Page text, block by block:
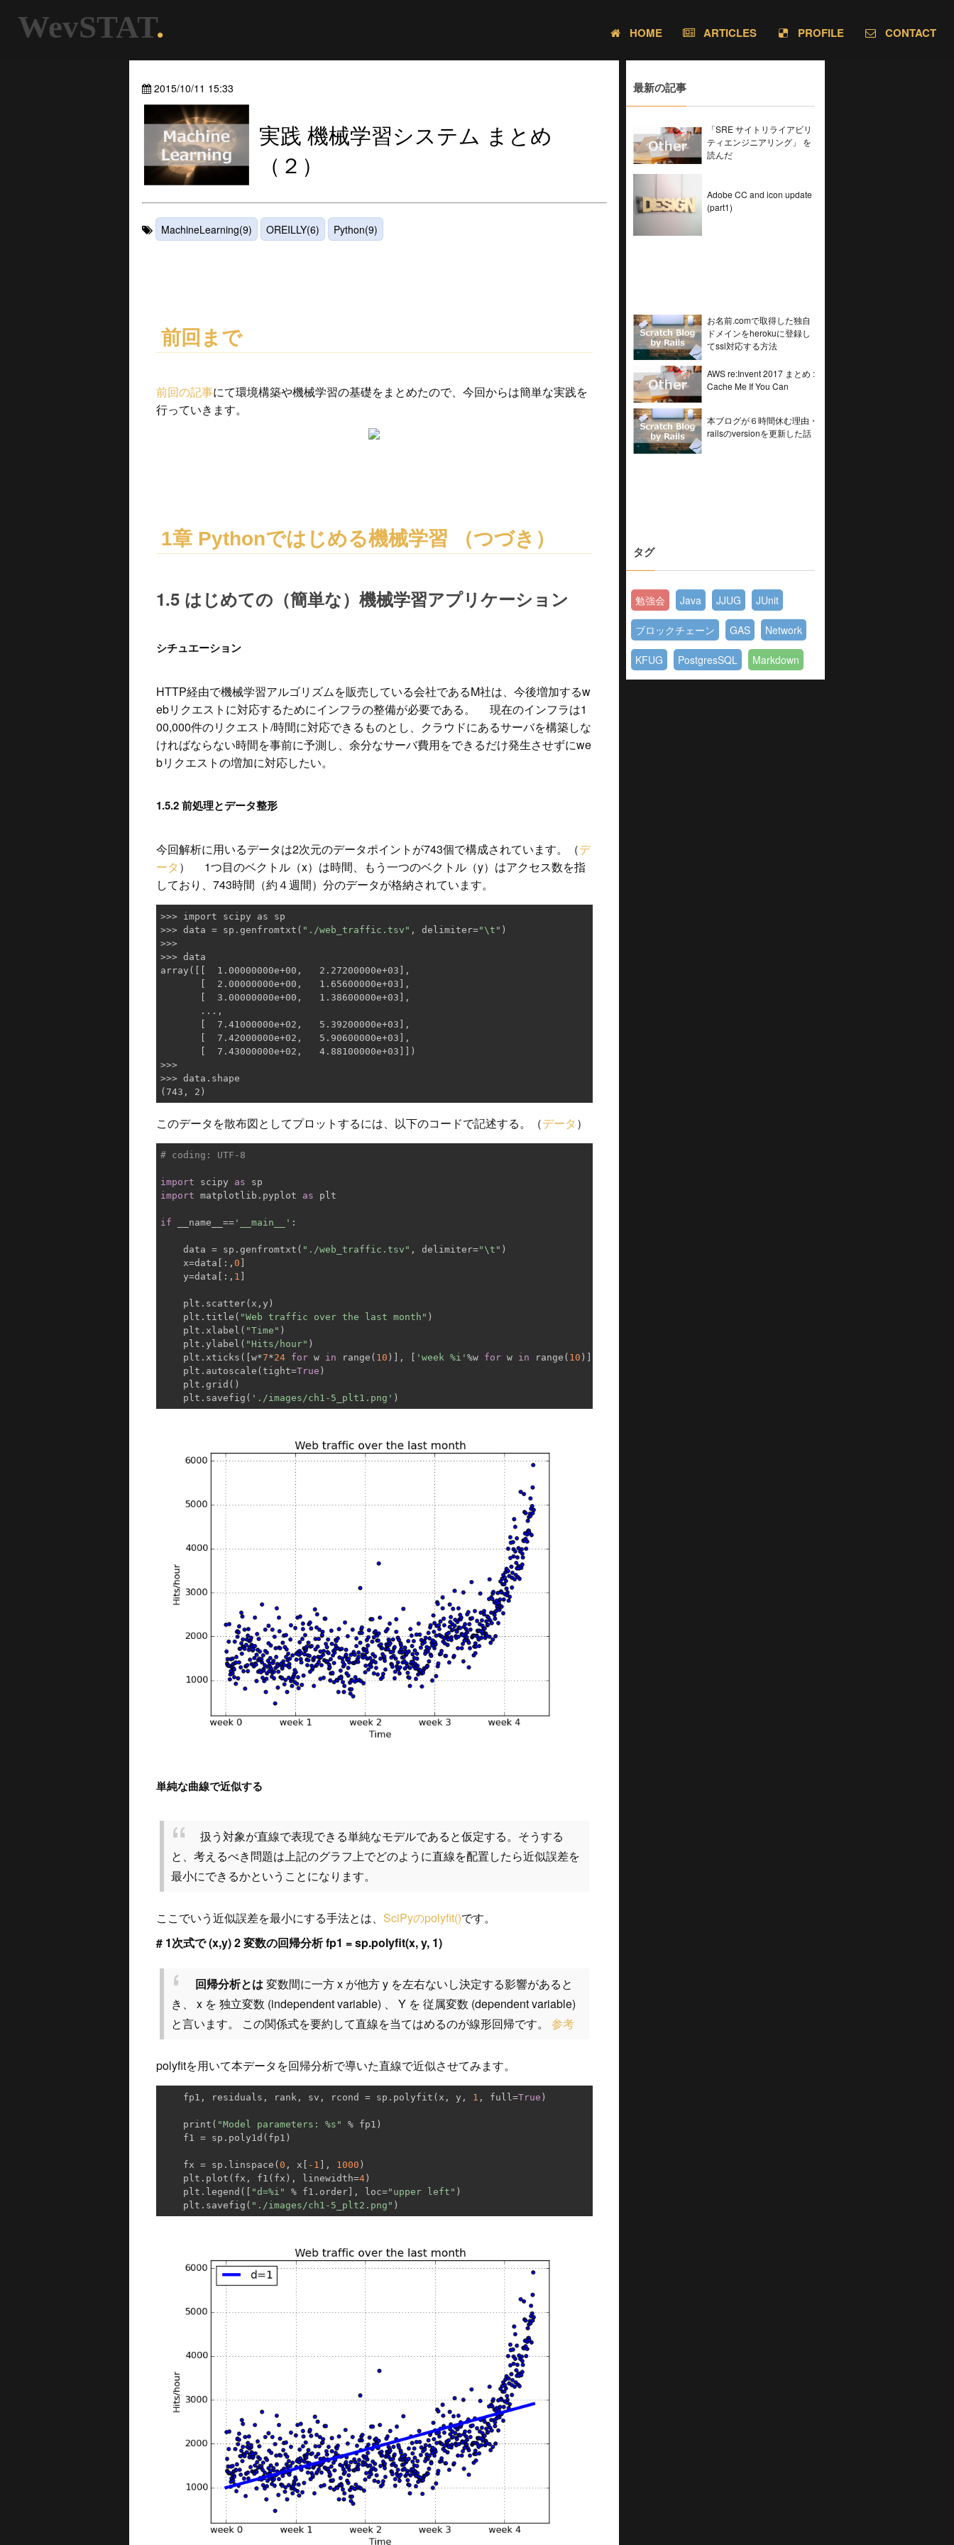
WevSTAT. HOME ARTICLES PROFILE CONTACT
2015/10/11 15:33
実践 機械学習システム まとめ
（２）
MachineLearning(9) OREILLY(6) Python(9)
前回まで
前回の記事にて環境構築や機械学習の基礎をまとめたので、今回からは簡単な実践を
行っていきます。
1章 Pythonではじめる機械学習 （つづき）
1.5 はじめての（簡単な）機械学習アプリケーション
シチュエーション
HTTP経由で機械学習アルゴリズムを販売している会社であるM社は、今後増加するw
ebリクエストに対応するためにインフラの整備が必要である。 現在のインフラは1
00,000件のリクエスト/時間に対応できるものとし、クラウドにあるサーバを構築しな
ければならない時間を事前に予測し、余分なサーバ費用をできるだけ発生させずにwe
bリクエストの増加に対応したい。
1.5.2 前処理とデータ整形
今回解析に用いるデータは2次元のデータポイントが743個で構成されています。（デ
ータ ） 1つ目のベクトル（x）は時間、もう一つのベクトル（y）はアクセス数を指
しており、743時間（約４週間）分のデータが格納されています。
>>> import scipy as sp
>>> data = sp.genfromtxt( "./web_traffic.tsv" , delimiter="\t" )
>>>
>>> data
array([[  1.00000000e+00,   2.27200000e+03],
       [  2.00000000e+00,   1.65600000e+03],
       [  3.00000000e+00,   1.38600000e+03],
       ...,
       [  7.41000000e+02,   5.39200000e+03],
       [  7.42000000e+02,   5.90600000e+03],
       [  7.43000000e+02,   4.88100000e+03]])
>>>
>>> data.shape
このデータを散布図としてプロットするには、以下のコードで記述する。（データ ）
# coding: UTF-8
import scipy as
import matplotlib.pyplot as plt
if __name__== '__main__' :
    data = sp.genfromtxt(
"./web_traffic.tsv" , delimiter="\t" )
    x=data[:,
0
    y=data[:,
1
    plt.scatter(x,y)
    plt.title(
"Web traffic over the last month" )
    plt.xlabel(
"Time" )
    plt.ylabel(
"Hits/hour" )
    plt.xticks([w*
7*24 for w in range( 10 )], [ 'week %i' %w for w in range( 10 )])
    plt.autoscale(tight=
True )
    plt.grid()
    plt.savefig(
'./images/ch1-5_plt1.png'
単純な曲線で近似する
扱う対象が直線で表現できる単純なモデルであると仮定する。そうする
と、考えるべき問題は上記のグラフ上でどのように直線を配置したら近似誤差を
最小にできるかということになります。
ここでいう近似誤差を最小にする手法とは、 SciPyのpolyfit()です。
# 1次式で (x,y) 2 変数の回帰分析fp1 = sp.polyfit(x, y, 1)
回帰分析とは変数間に一方 x が他方 y を左右ないし決定する影響があると
き、 x を 独立変数 (independent variable) 、 Y を 従属変数 (dependent variable)
と言います。 この関係式を要約して直線を当てはめるのが線形回帰です。 参考
polyfitを用いて本データを回帰分析で導いた直線で近似させてみます。
    fp1, residuals, rank, sv, rcond = sp.polyfit(x, y,
1 , full=True )
    print(
"Model parameters: %s"
% fp1)
    f1 = sp.poly1d(fp1)
    fx = sp.linspace(
0 , x[ -1 ], 1000 )
    plt.plot(fx, f1(fx), linewidth=
4 )
    plt.legend([
"d=%i" % f1.order], loc="upper left" )
    plt.savefig(
"./images/ch1-5_plt2.png"
最新の記事
「SRE サイトリライアビリ
ティエンジニアリング」 を
読んだ
Adobe CC and icon update
(part1)
お名前.comで取得した独自
ドメインをherokuに登録し
てssl対応する方法
AWS re:Invent 2017 まとめ :
Cache Me If You Can
本ブログが６時間休む理由・
railsのversionを更新した話
タグ
勉強会 Java JJUG JUnit
ブロックチェーン GAS Network
KFUG PostgresSQL Markdown